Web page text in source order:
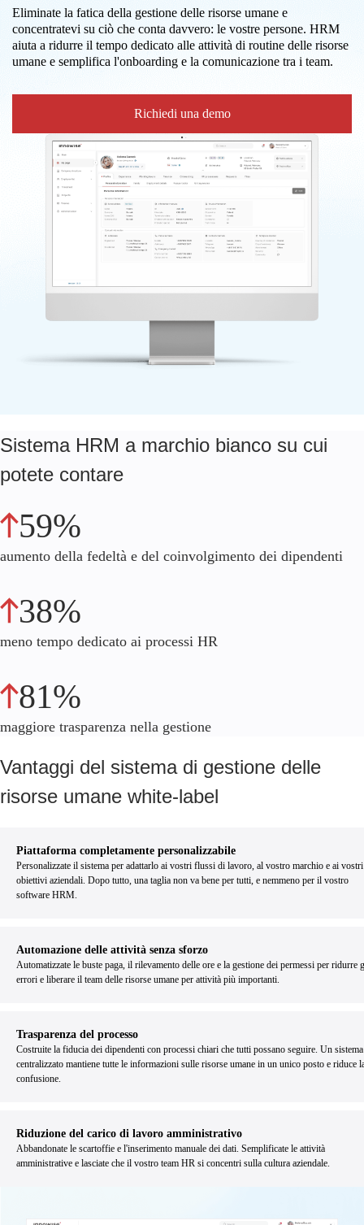
Eliminate la fatica della gestione delle risorse umane e
concentratevi su ciò che conta davvero: le vostre persone. HRM
aiuta a ridurre il tempo dedicato alle attività di routine delle risorse
umane e semplifica l'onboarding e la comunicazione tra i team.
Richiedi una demo
Sistema HRM a marchio bianco su cui
potete contare
59%
aumento della fedeltà e del coinvolgimento dei dipendenti
38%
meno tempo dedicato ai processi HR
81%
maggiore trasparenza nella gestione
Vantaggi del sistema di gestione delle
risorse umane white-label
Piattaforma completamente personalizzabile
Personalizzate il sistema per adattarlo ai vostri flussi di lavoro, al vostro marchio e ai vostri
obiettivi aziendali. Dopo tutto, una taglia non va bene per tutti, e nemmeno per il vostro
software HRM.
Automazione delle attività senza sforzo
Automatizzate le buste paga, il rilevamento delle ore e la gestione dei permessi per ridurre
errori e liberare il team delle risorse umane per attività più importanti.
Trasparenza del processo
Costruite la fiducia dei dipendenti con processi chiari che tutti possano seguire. Un sistema
centralizzato mantiene tutte le informazioni sulle risorse umane in un unico posto e riduce
confusione.
Riduzione del carico di lavoro amministrativo
Abbandonate le scartoffie e l'inserimento manuale dei dati. Semplificate le attività
amministrative e lasciate che il vostro team HR si concentri sulla cultura aziendale.